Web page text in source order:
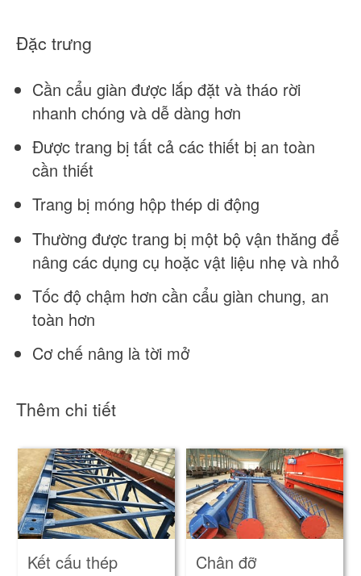
Đặc trưng
Cần cẩu giàn được lắp đặt và tháo rời
nhanh chóng và dễ dàng hơn
Được trang bị tất cả các thiết bị an toàn
cần thiết
Trang bị móng hộp thép di động
Thường được trang bị một bộ vận thăng để
nâng các dụng cụ hoặc vật liệu nhẹ và nhỏ
Tốc độ chậm hơn cần cẩu giàn chung, an
toàn hơn
Cơ chế nâng là tời mở
Thêm chi tiết
Kết cấu thép Chân đỡ